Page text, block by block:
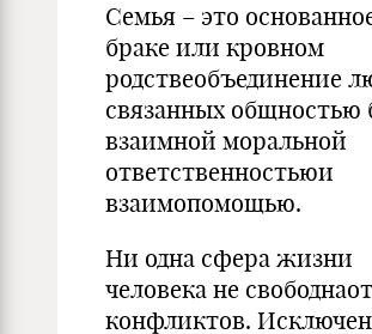
Семья – это
браке или кровном
родствеобъединение
связанных общностью
взаимной моральной
ответственностьюи
взаимопомощью.
Ни одна сфера жизни
человека не свободнаот
конфликтов.